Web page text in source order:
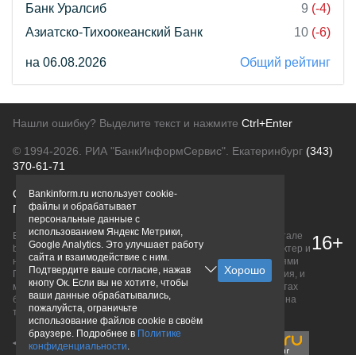
Банк Уралсиб
9 (-4)
Азиатско-Тихоокеанский Банк
10 (-6)
на 06.08.2026 Общий рейтинг
Нашли ошибку? Выделите текст и нажмите Ctrl+Enter
© 1994-2026. РИА "БанкИнформСервис". Екатеринбург (343)
370-61-71
О проектеПолитика конфиденциальности
Правовая информацияДля рекламодателей
Вся информация о продуктах банков, размещенная на портале
bankinform.ru, носит исключительно ознакомительный характер и
не является публичной офертой, определяемой положениями
ГК РФ. Информация не содержит точного и полного описания, и
может быть изменена. Конечные условия уточняйте на сайтах
банков или при личном обращении. Исключительное право на
товарные знаки принадлежит их правообладателям.
16+
Bankinform.ru использует cookie-
файлы и обрабатывает
персональные данные с
использованием Яндекс Метрики,
Google Analytics. Это улучшает работу
сайта и взаимодействие с ним.
Подтвердите ваше согласие, нажав
кнопу Ок. Если вы не хотите, чтобы
ваши данные обрабатывались,
пожалуйста, ограничьте
использование файлов cookie в своём
браузере. Подробнее в Политике
конфиденциальности.